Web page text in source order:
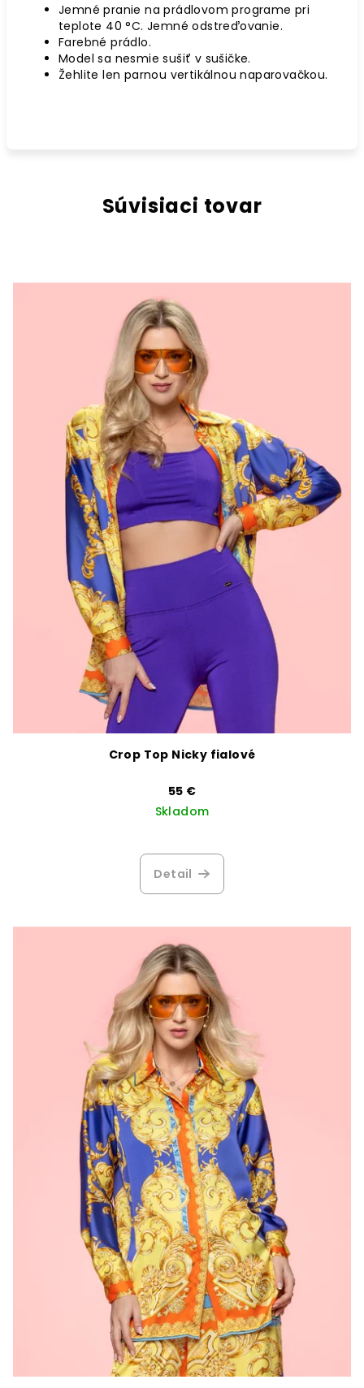
Jemné pranie na prádlovom programe pri
teplote 40 °C. Jemné odstreďovanie.
Farebné prádlo.
Model sa nesmie sušiť v sušičke.
Žehlite len parnou vertikálnou naparovačkou.
Súvisiaci tovar
Crop Top Nicky fialové
55 €
Skladom
Detail